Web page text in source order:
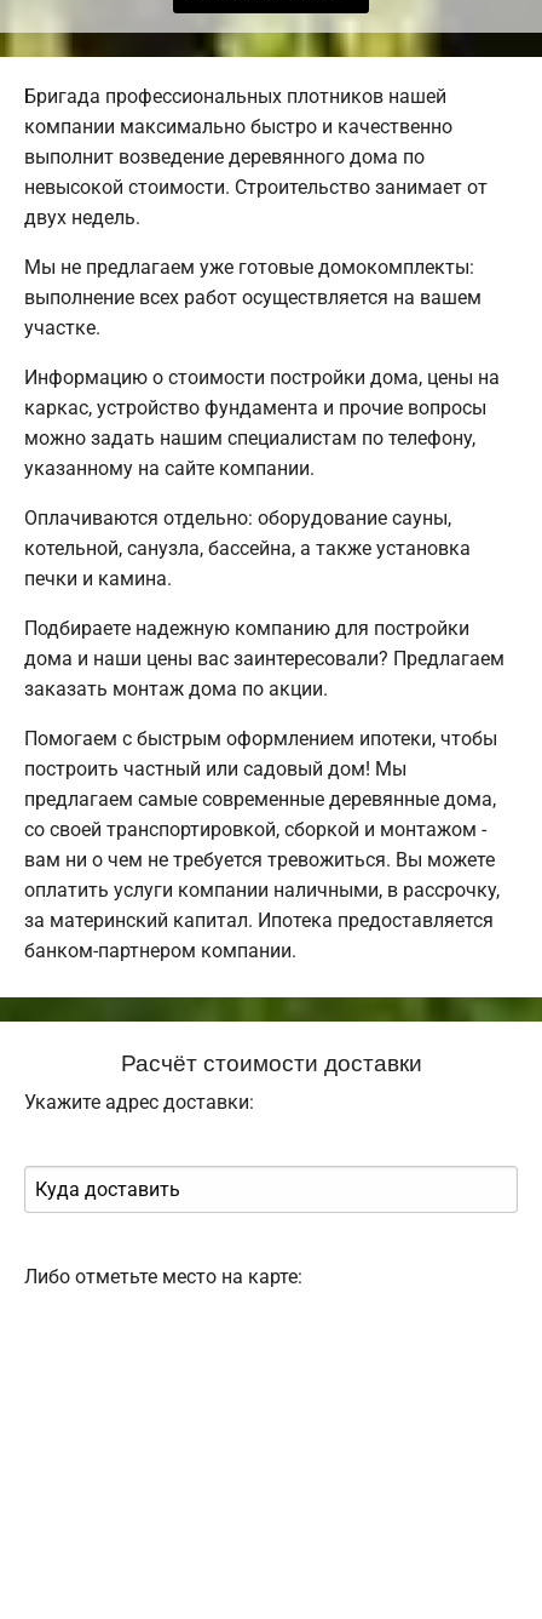
Бригада профессиональных плотников нашей
компании максимально быстро и качественно
выполнит возведение деревянного дома по
невысокой стоимости. Строительство занимает от
двух недель.
Мы не предлагаем уже готовые домокомплекты:
выполнение всех работ осуществляется на вашем
участке.
Информацию о стоимости постройки дома, цены на
каркас, устройство фундамента и прочие вопросы
можно задать нашим специалистам по телефону,
указанному на сайте компании.
Оплачиваются отдельно: оборудование сауны,
котельной, санузла, бассейна, а также установка
печки и камина.
Подбираете надежную компанию для постройки
дома и наши цены вас заинтересовали? Предлагаем
заказать монтаж дома по акции.
Помогаем с быстрым оформлением ипотеки, чтобы
построить частный или садовый дом! Мы
предлагаем самые современные деревянные дома,
со своей транспортировкой, сборкой и монтажом -
вам ни о чем не требуется тревожиться. Вы можете
оплатить услуги компании наличными, в рассрочку,
за материнский капитал. Ипотека предоставляется
банком-партнером компании.
Расчёт стоимости доставки
Укажите адрес доставки:
Либо отметьте место на карте: